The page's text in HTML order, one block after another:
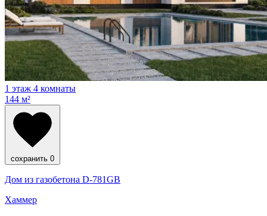
1 этаж 4 комнаты
144 м²
сохранить 0
Дом из газобетона D-781GB
Хаммер